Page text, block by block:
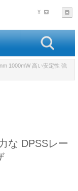
¥
1000mW 高い安定性 強
な DPSSレー